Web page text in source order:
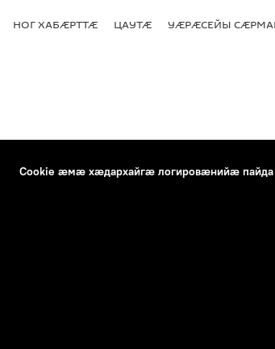
НОГ ХАБӔРТТӔ ЦАУТӔ УӔРӔСЕЙЫ
Cookie æмæ хæдархайгæ логировæнийæ